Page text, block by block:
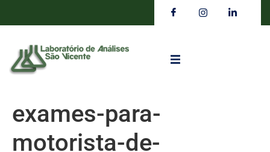
exames-para-
motorista-de-